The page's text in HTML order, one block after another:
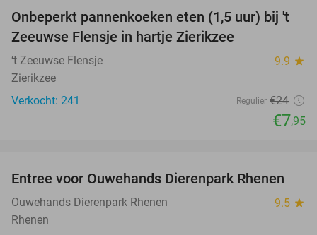
67%
Onbeperkt pannenkoeken eten (1,5 uur) bij 't
Zeeuwse Flensje in hartje Zierikzee
‘t Zeeuwse Flensje 9.9 star
Zierikzee
Verkocht: 241
Regulier €24
€7,95
19%
Entree voor Ouwehands Dierenpark Rhenen
Ouwehands Dierenpark Rhenen 9.5 star
Rhenen